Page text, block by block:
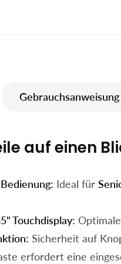
auf einen
Ideal für
Touchdisplay:
Sicherheit auf
erfordert eine